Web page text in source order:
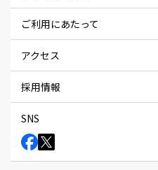
ご利用にあたって
アクセス
採用情報
SNS